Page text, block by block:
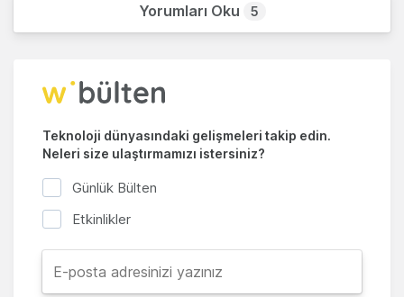
Yorumları Oku 5
Teknoloji dünyasındaki gelişmeleri takip edin.
Neleri size ulaştırmamızı istersiniz?
Günlük Bülten
Etkinlikler